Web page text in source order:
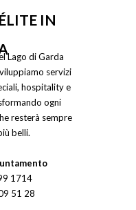
IN
Lago di Garda
servizi
hospitality e
ogni
resterà sempre
belli.
1714
51 28